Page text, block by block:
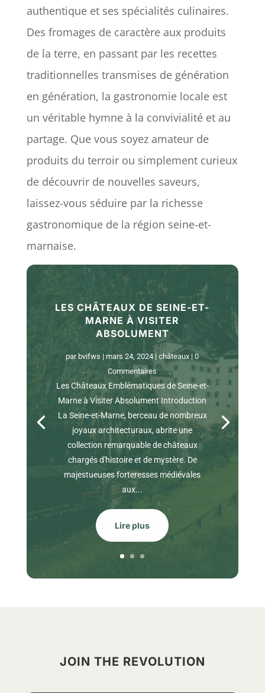
authentique et ses spécialités culinaires.
Des fromages de caractère aux produits
de la terre, en passant par les recettes
traditionnelles transmises de génération
en génération, la gastronomie locale est
un véritable hymne à la convivialité et au
partage. Que vous soyez amateur de
produits du terroir ou simplement curieux
de découvrir de nouvelles saveurs,
laissez-vous séduire par la richesse
gastronomique de la région seine-et-
marnaise.
LES CHÂTEAUX DE SEINE-ET-
MARNE À VISITER
ABSOLUMENT
par bvifws |mars 24, 2024 |châteaux | 0
Commentaires
Les Châteaux Emblématiques de Seine-et-
Marne à Visiter Absolument Introduction
La Seine-et-Marne, berceau de nombreux
joyaux architecturaux, abrite une
collection remarquable de châteaux
chargés d'histoire et de mystère. De
majestueuses forteresses médiévales
aux...
Lire plus
JOIN THE REVOLUTION